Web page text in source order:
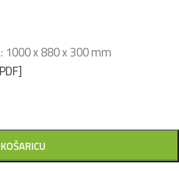
1000 x 880 x 300 mm